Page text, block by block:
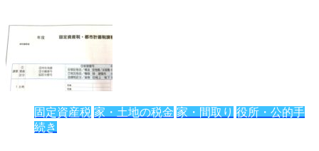
固定資産税 家・土地の税金 家・間取り 役所・公的手
続き